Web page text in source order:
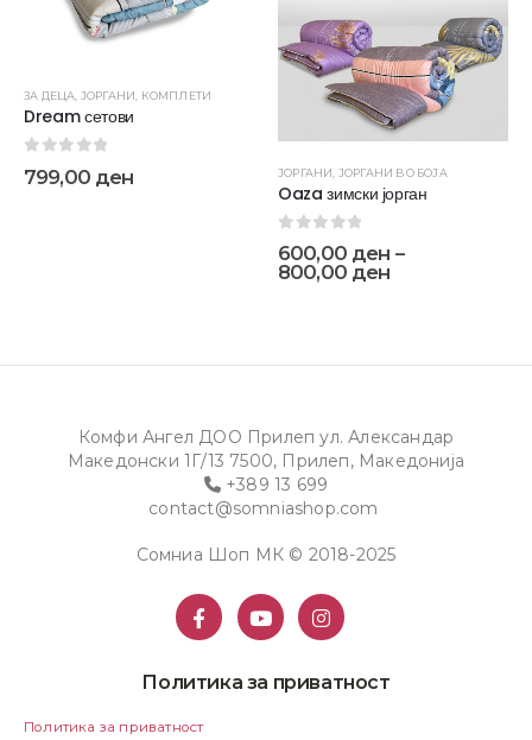
ЗА ДЕЦА, ЈОРГАНИ, КОМПЛЕТИ
Dream сетови
799,00 ден ЈОРГАНИ ЈОРГАНИ ВО БОЈА
Oaza зимски јорган
0out of 5
600,00 ден –
800,00 ден
Комфи Ангел ДОО Прилеп ул. Александар
Македонски 1Г/13 7500, Прилеп, Македонија
+389 13 699
contact@somniashop.com
Сомниа Шоп МК © 2018-2025
Политика за приватност
Политика за приватност